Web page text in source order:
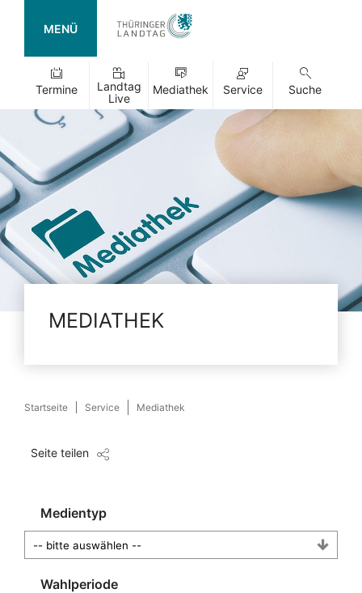
MENÜ
Termine
Landtag
Live
Mediathek Service Suche
MEDIATHEK
Startseite Service Mediathek
Seite teilen
Medientyp
Wahlperiode